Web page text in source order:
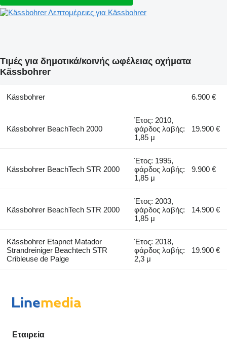
Λεπτομέρειες για Kässbohrer
Τιμές για δημοτικά/κοινής ωφέλειας οχήματα
Kässbohrer
Kässbohrer 6.900 €
Kässbohrer BeachTech 2000
Έτος: 2010,
φάρδος λαβής:
1,85 μ
19.900 €
Kässbohrer BeachTech STR 2000
Έτος: 1995,
φάρδος λαβής:
1,85 μ
9.900 €
Kässbohrer BeachTech STR 2000
Έτος: 2003,
φάρδος λαβής:
1,85 μ
14.900 €
Kässbohrer Etapnet Matador
Strandreiniger Beachtech STR
Cribleuse de Palge
Έτος: 2018,
φάρδος λαβής:
2,3 μ
19.900 €
Εταιρεία